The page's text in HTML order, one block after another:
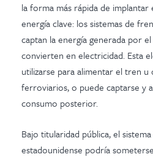
la forma más rápida de
energía clave: los sistemas de
captan la energía generada por
convierten en electricidad. Esta
utilizarse para alimentar el tren u
ferroviarios, o puede captarse y
consumo posterior.
Bajo titularidad pública, el
estadounidense podría